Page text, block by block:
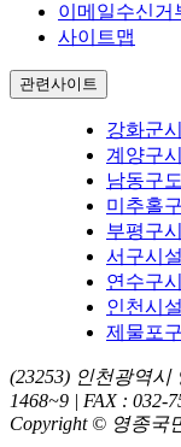
이메일수신거
사이트맵
관련사이트
강화군
계양구
남동구
미추홀
부평구
서구시
연수구
인천시
제물포
(23253) 인천광역시
1468~9 | FAX : 032-
Copyright © 영종국